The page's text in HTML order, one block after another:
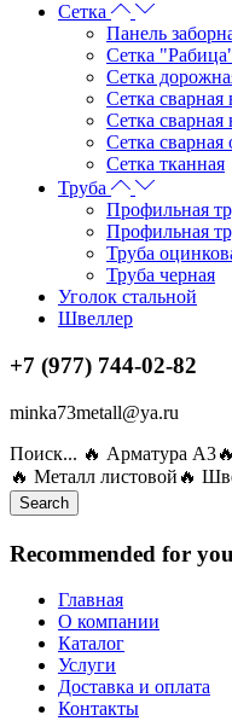
Сетка
Панель
Сетка
Сетка
Сетка
Сетка сварная
Сетка сварная
Сетка тканная
Труба
Профильная
Профильная
Труба
Труба черная
Уголок стальной
Швеллер
+7 (977) 744-02-82
minka73metall@ya.ru
Поиск... 🔥 Арматура А3
🔥 Металл листовой 🔥
Search
Recommended for you
Главная
О компании
Каталог
Услуги
Доставка и оплата
Контакты